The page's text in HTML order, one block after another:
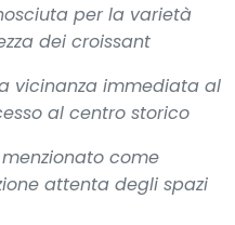
per la varietà
dei croissant
vicinanza immediata al
al centro storico
come
attenta degli spazi